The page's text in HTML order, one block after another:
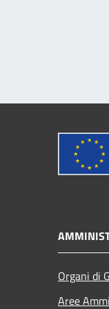
Organi di
Aree